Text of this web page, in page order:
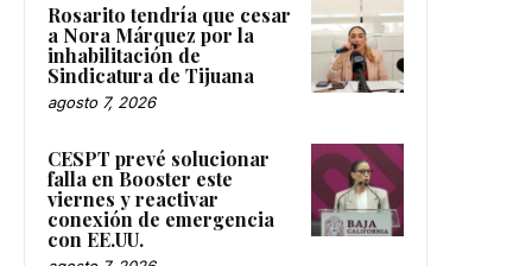
Rosarito tendría que cesar
a Nora Márquez por la
inhabilitación de
Sindicatura de Tijuana
agosto 7, 2026
CESPT prevé solucionar
falla en Booster este
viernes y reactivar
conexión de emergencia
con EE.UU.